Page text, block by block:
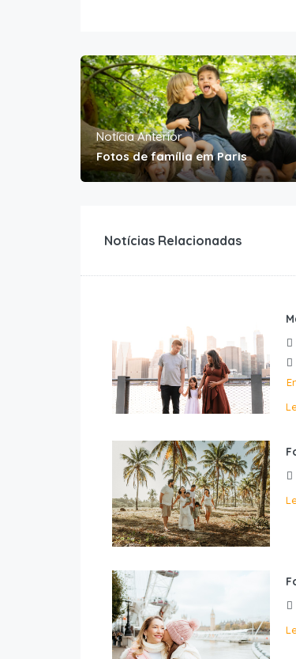
Notícia Anterior
Fotos de família em Paris
Notícias Relacionadas